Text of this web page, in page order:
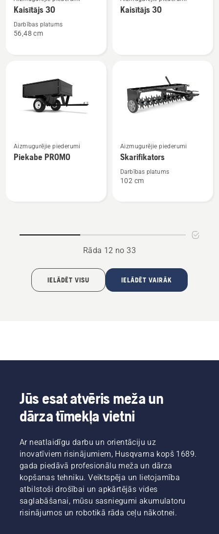
informācijas
par
Kaisītājs
Kaisītājs 30
Darbības platums
56,48 cm
informācijas
Kaisītājs 30
vairāk
informācijas
Aizmugurējie piederumi
Piekabe PROMO
vairāk
informācijas
par
Skarifikators
Aizmugurējie piederumi
Skarifikators
Darbības platums
102 cm
Rāda 12 no 33
IELĀDĒT VISU IELĀDĒT VAIRĀK
Jūs esat atvēris meža un
dārza tīmekļa vietni
Ar neatlaidīgu darbu un orientāciju uz
inovatīviem risinājumiem, Husqvarna kopš 1689.
gada piedāvā profesionālu meža un dārza
kopšanas tehniku. Veiktspēja un lietojamība
atbilstoši drošībai un apkārtējās vides
saglabāšanai, mūsu sasniegumi akumulatoru
risinājumos un robotikā rāda ceļu nākotnei.